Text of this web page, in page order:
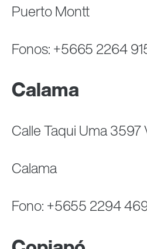
Puerto Montt
Fonos: +5665 2264
Calama
Calle Taqui Uma 3597
Calama
Fono: +5655 2294